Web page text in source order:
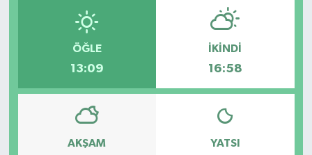
ÖĞLE
13:09
İKINDI
16:58
AKŞAM YATSI